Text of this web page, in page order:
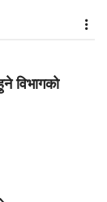
विभागको